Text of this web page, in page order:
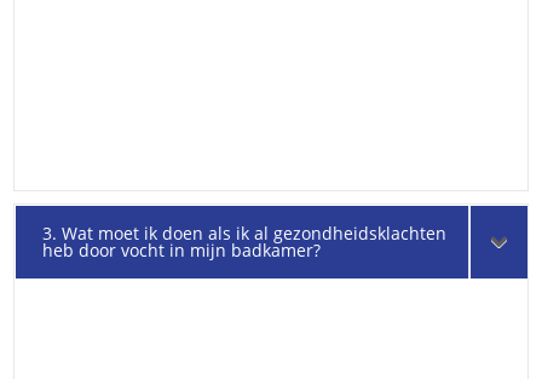
3. Wat moet ik doen als ik al gezondheidsklachten
heb door vocht in mijn badkamer?